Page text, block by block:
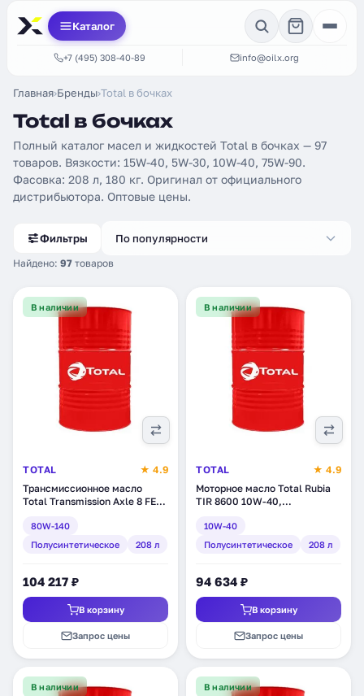
Каталог
+7 (495) 308-40-89 info@oilx.org
Главная›Бренды›Total в бочках
Total в бочках
Полный каталог масел и жидкостей Total в бочках — 97
товаров. Вязкости: 15W-40, 5W-30, 10W-40, 75W-90.
Фасовка: 208 л, 180 кг. Оригинал от официального
дистрибьютора. Оптовые цены.
Фильтры
Найдено: 97 товаров
По популярности
В наличии
TOTAL
★ 4.9
Трансмиссионное масло
Total Transmission Axle 8 FE
полусинтетическое, 208 л
(201274)
80W-140
Полусинтетическое
208 л
104 217 ₽
В корзину
Запрос цены
В наличии
TOTAL
★ 4.9
Моторное масло Total Rubia
TIR 8600 10W-40,
(110800)
10W-40
Полусинтетическое
208 л
94 634 ₽
В корзину
Запрос цены
В наличии В наличии